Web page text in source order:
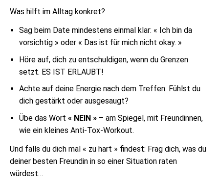
Was hilft im Alltag konkret?
Sag beim Date mindestens einmal klar: « Ich bin da
vorsichtig » oder « Das ist für mich nicht okay. »
Höre auf, dich zu entschuldigen, wenn du Grenzen
setzt. ES IST ERLAUBT!
Achte auf deine Energie nach dem Treffen. Fühlst du
dich gestärkt oder ausgesaugt?
Übe das Wort« NEIN » – am Spiegel, mit Freundinnen,
wie ein kleines Anti-Tox-Workout.
Und falls du dich mal « zu hart » findest: Frag dich, was du
deiner besten Freundin in so einer Situation raten
würdest…